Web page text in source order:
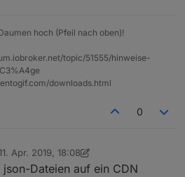
hoch (Pfeil nach oben)!
topic/51555/hinweise-
downloads.html
0
Apr. 2019, 18:08
von Stabilostick4. Nov. 2019, 21:46
Dateien auf ein CDN